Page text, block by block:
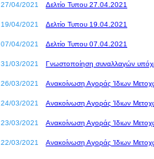
27/04/2021 Δελτίο Τυπου 27.04.2021
19/04/2021 Δελτίο Τυπου 19.04.2021
07/04/2021 Δελτίο Τυπου 07.04.2021
31/03/2021 Γνωστοποίηση συναλλαγών
26/03/2021 Ανακοίνωση Αγοράς Ίδιων
24/03/2021 Ανακοίνωση Αγοράς Ίδιων
23/03/2021 Ανακοίνωση Αγοράς Ίδιων
22/03/2021 Ανακοίνωση Αγοράς Ίδιων